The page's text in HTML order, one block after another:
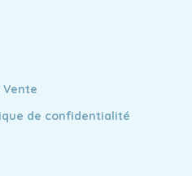
Vente
de confidentialité